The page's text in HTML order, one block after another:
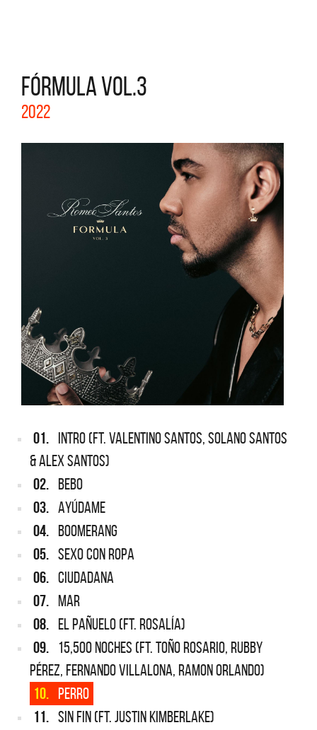
FÓRMULA VOL.3
2022
01. INTRO (FT. VALENTINO SANTOS, SOLANO SANTOS
& ALEX SANTOS)
02. BEBO
03. AYÚDAME
04. BOOMERANG
05. SEXO CON ROPA
06. CIUDADANA
07. MAR
08. EL PAÑUELO (FT. ROSALÍA)
09. 15,500 NOCHES (FT. TOÑO ROSARIO, RUBBY
PÉREZ, FERNANDO VILLALONA, RAMON ORLANDO)
10. PERRO
11. SIN FIN (FT. JUSTIN KIMBERLAKE)